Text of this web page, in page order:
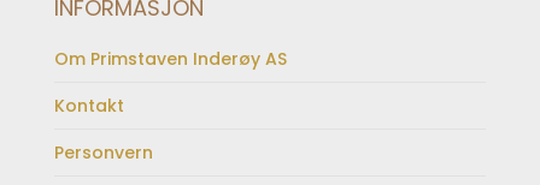
INFORMASJON
Om Primstaven Inderøy AS
Kontakt
Personvern